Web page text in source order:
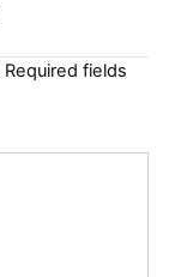
Required fields